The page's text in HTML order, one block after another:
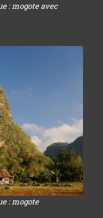
: mogote avec
: mogote